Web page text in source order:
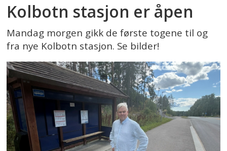
Kolbotn stasjon er åpen
Mandag morgen gikk de første togene til og
fra nye Kolbotn stasjon. Se bilder!